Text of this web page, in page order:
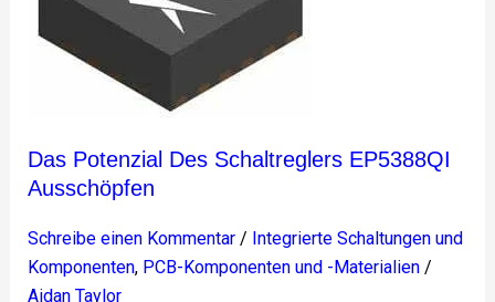
Das Potenzial Des Schaltreglers EP5388QI
Ausschöpfen
Schreibe einen Kommentar / Integrierte Schaltungen und
Komponenten, PCB-Komponenten und -Materialien/
Aidan Taylor
EP5388QI
ausschöpfen